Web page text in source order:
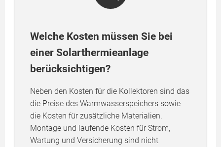
Welche Kosten müssen Sie bei
einer Solarthermieanlage
berücksichtigen?
Neben den Kosten für die Kollektoren sind das
die Preise des Warmwasserspeichers sowie
die Kosten für zusätzliche Materialien.
Montage und laufende Kosten für Strom,
Wartung und Versicherung sind nicht